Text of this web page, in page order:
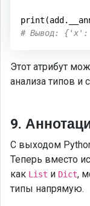
# Вывод:
Этот атрибут
анализа типов и
9.
С выходом
Теперь вместо
как List и Dict,
типы напрямую.